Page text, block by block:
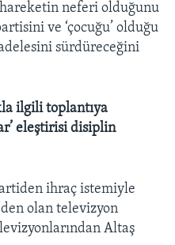
neferi olduğunu
ve ‘çocuğu’ olduğu
sürdüreceğini
ilgili toplantıya
eleştirisi disiplin
ihraç istemiyle
olan televizyon
Altaş